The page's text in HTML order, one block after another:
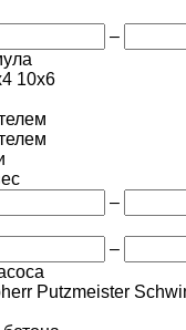
–
10x6
–
–
Putzmeister